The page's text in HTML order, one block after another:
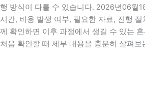
행 방식이 다를 수 있습니다. 2026년06월
시간, 비용 발생 여부, 필요한 자료, 진행
께 확인하면 이후 과정에서 생길 수 있는
처음 확인할 때 세부 내용을 충분히 살펴보